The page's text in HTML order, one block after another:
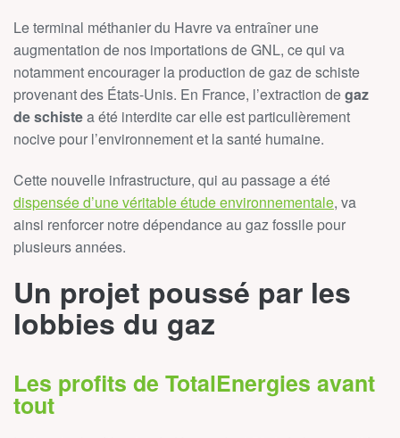
Le terminal méthanier du Havre va entraîner une
augmentation de nos importations de GNL, ce qui va
notamment encourager la production de gaz de schiste
provenant des États-Unis. En France, l’extraction degaz
de schistea été interdite car elle est particulièrement
nocive pour l’environnement et la santé humaine.
Cette nouvelle infrastructure, qui au passage a été
dispensée d’une véritable étude environnementale, va
ainsi renforcer notre dépendance au gaz fossile pour
plusieurs années.
Un projet poussé par les
lobbies du gaz
Les profits de TotalEnergies avant
tout